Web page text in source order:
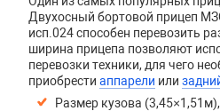
Двухосный бортовой прицеп
исп.024способен перевозить
ширина прицепа позволяют
перевозки техники, для чего
приобрести аппарели или
Размер кузова